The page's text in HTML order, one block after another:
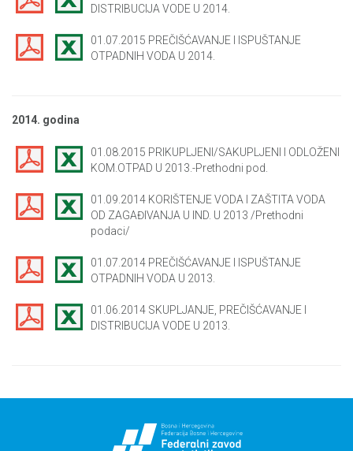
DISTRIBUCIJA VODE U 2014.
01.07.2015 PREČIŠĆAVANJE I ISPUŠTANJE
OTPADNIH VODA U 2014.
2014. godina
01.08.2015 PRIKUPLJENI/SAKUPLJENI I ODLOŽENI
KOM.OTPAD U 2013.-Prethodni pod.
01.09.2014 KORIŠTENJE VODA I ZAŠTITA VODA
OD ZAGAĐIVANJA U IND. U 2013 /Prethodni
podaci/
01.07.2014 PREČIŠĆAVANJE I ISPUŠTANJE
OTPADNIH VODA U 2013.
01.06.2014 SKUPLJANJE, PREČIŠĆAVANJE I
DISTRIBUCIJA VODE U 2013.